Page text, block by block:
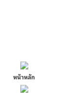
หน้าหลัก